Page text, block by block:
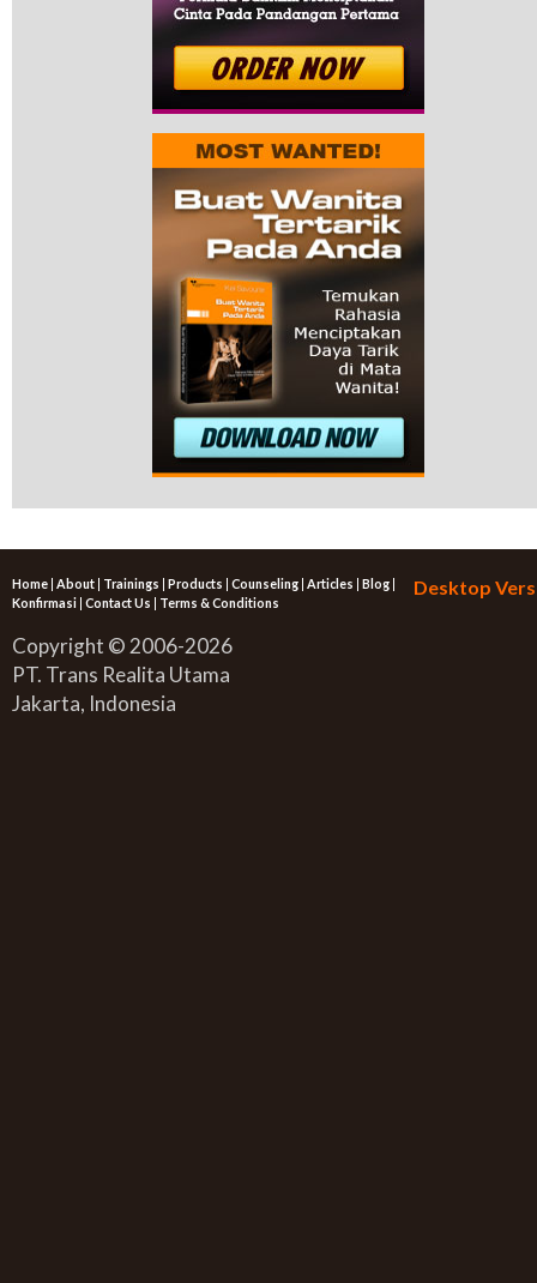
Desktop
Home | About | Trainings | Products | Counseling | Articles | Blog |
Konfirmasi | Contact Us | Terms & Conditions
Copyright © 2006-2026
PT. Trans Realita Utama
Jakarta, Indonesia